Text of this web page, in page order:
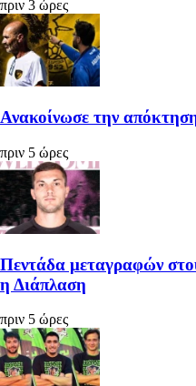
πριν 3 ώρες
Ανακοίνωσε την
πριν 5 ώρες
Πεντάδα μεταγραφών
η Διάπλαση
πριν 5 ώρες